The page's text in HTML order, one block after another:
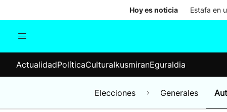
Hoy es noticia Estafa en
Elecciones
ActualidadPolíticaCulturaIkusmiranEguraldia
Elecciones Generales